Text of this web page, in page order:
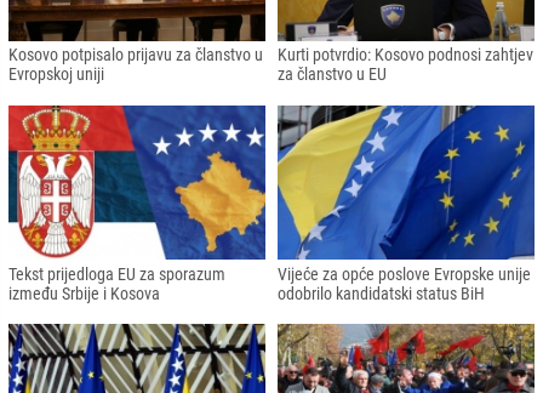
Kosovo potpisalo prijavu za članstvo u
Evropskoj uniji
Kurti potvrdio: Kosovo podnosi zahtjev
za članstvo u EU
Tekst prijedloga EU za sporazum
između Srbije i Kosova
Vijeće za opće poslove Evropske unije
odobrilo kandidatski status BiH